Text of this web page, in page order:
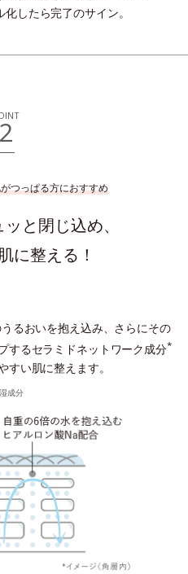
したら完了のサイン。
2
つっぱる方におすすめ
と閉じ込め、
に整える！
るおいを抱え込み、さらにその
するセラミドネットワーク成分*
い肌に整えます。
成分